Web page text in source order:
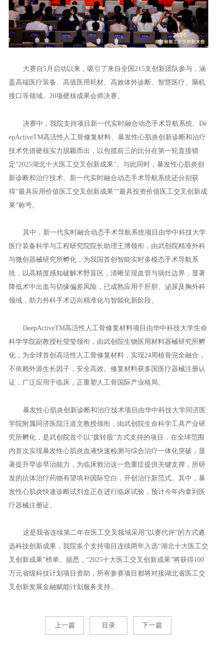
大赛自5月启动以来，吸引了来自全国215支创新团队参与，涵
盖高端医疗装备、高值医用耗材、高效体外诊断、智慧医疗、脑机
接口等领域。20项硬核成果会师决赛。
决赛中，我院支持项目新一代实时融合动态手术导航系统、De
epActiveTM高活性人工骨修复材料、暴发性心肌炎创新诊断和治疗
技术凭借硬核实力脱颖而出，以包揽前三的比分在第一轮直接锁
定“2025湖北十大医工交叉创新成果”。与此同时，暴发性心肌炎创
新诊断和治疗技术、新一代实时融合动态手术导航系统还分别获
得“最具应用价值医工交叉创新成果”“最具投资价值医工交叉创新成
果”称号。
其中，新一代实时融合动态手术导航系统项目由华中科技大学
医疗装备科学与工程研究院院长助理王博领衔，由武创院精准外科
与微创器械研究所孵化，为我国首创智能实时多模态手术导航系
统，以高精度感知破解术野盲区，清晰呈现血管与病灶边界，显著
降低术中出血与切缘偏差风险，已成熟应用于肝胆、泌尿及胸外科
领域，助力外科手术迈向精准化与智能化新阶段。
DeepActiveTM高活性人工骨修复材料项目由华中科技大学生命
科学学院副教授杜莹莹领衔，由武创院生物医用材料器械研究所孵
化，为全球首创高活性人工骨修复材料，实现24周植骨完全融合，
不依赖外源生长因子，安全高效。修复材料获多国医疗器械注册认
证，广泛应用于临床，正重塑人工骨国际产业格局。
暴发性心肌炎创新诊断和治疗技术项目由华中科技大学同济医
学院附属同济医院汪道文教授领衔，由武创院生命科学工具产业研
究所孵化，是武创院首个以“拨转股”方式支持的项目，在全球范围
内首次实现暴发性心肌炎血液快速检测与综合治疗一体化突破，显
著提升早诊早治能力，为临床救治这一危重症提供关键支撑，所研
发的抗体治疗药物有望填补国际空白，开创治疗新范式。其中，暴
发性心肌炎快速诊断试剂盒正在进行临床试验，预计今年内拿到医
疗器械注册证。
这是我省连续第二年在医工交叉领域采用“以赛代评”的方式遴
选科技创新成果，我院多个支持项目连续两年入选“湖北十大医工交
叉创新成果”榜单。据悉，“2025十大医工交叉创新成果”将获得100
万元省级科技计划项目资助，所有参赛项目都将对接湖北省医工交
叉创新发展金融赋能计划服务支持。
上一篇 目录 下一篇